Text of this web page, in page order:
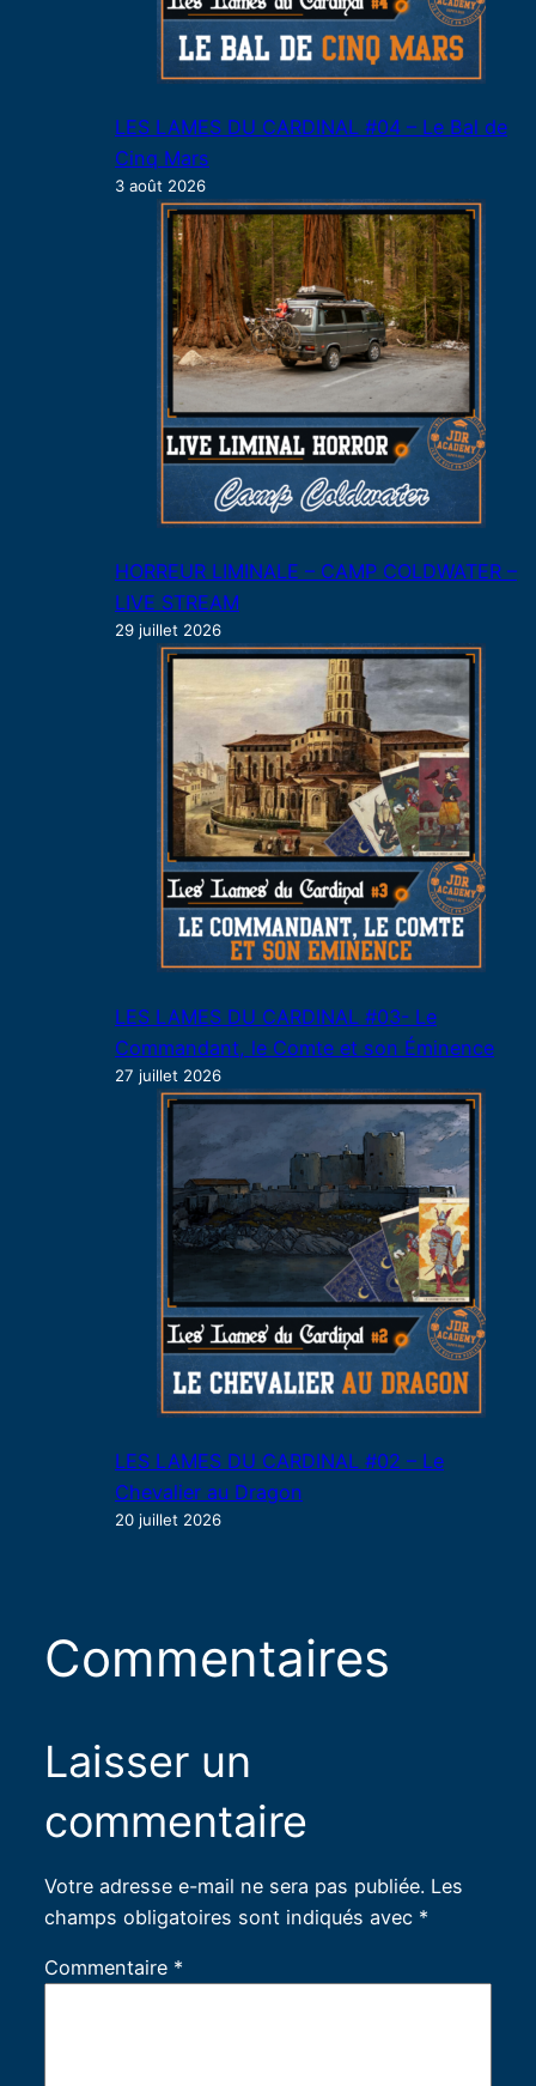
LES LAMES DU CARDINAL #04 – Le Bal de
Cinq Mars
3 août 2026
HORREUR LIMINALE – CAMP COLDWATER –
LIVE STREAM
29 juillet 2026
LES LAMES DU CARDINAL #03- Le
Commandant, le Comte et son Éminence
27 juillet 2026
LES LAMES DU CARDINAL #02 – Le
Chevalier au Dragon
20 juillet 2026
Commentaires
Laisser un
commentaire
Votre adresse e-mail ne sera pas publiée. Les
champs obligatoires sont indiqués avec *
Commentaire *